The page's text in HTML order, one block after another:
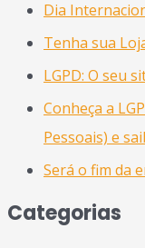
Dia
Tenha sua
LGPD: O seu
Conheça a
Pessoais) e
Será o fim da
Categorias